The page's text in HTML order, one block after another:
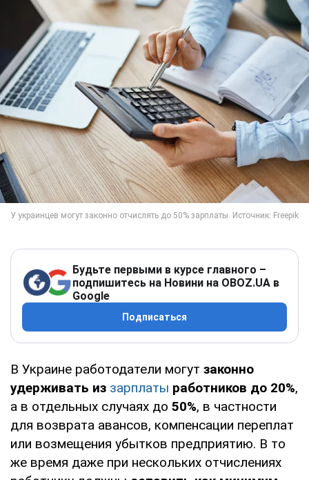
Будьте первыми в курсе главного –
подпишитесь на Новини на OBOZ.UA в
Google
Подписаться
В Украине работодатели могут законно
удерживать из зарплаты работников до 20%,
а в отдельных случаях до 50%, в частности
для возврата авансов, компенсации переплат
или возмещения убытков предприятию. В то
же время даже при нескольких отчислениях